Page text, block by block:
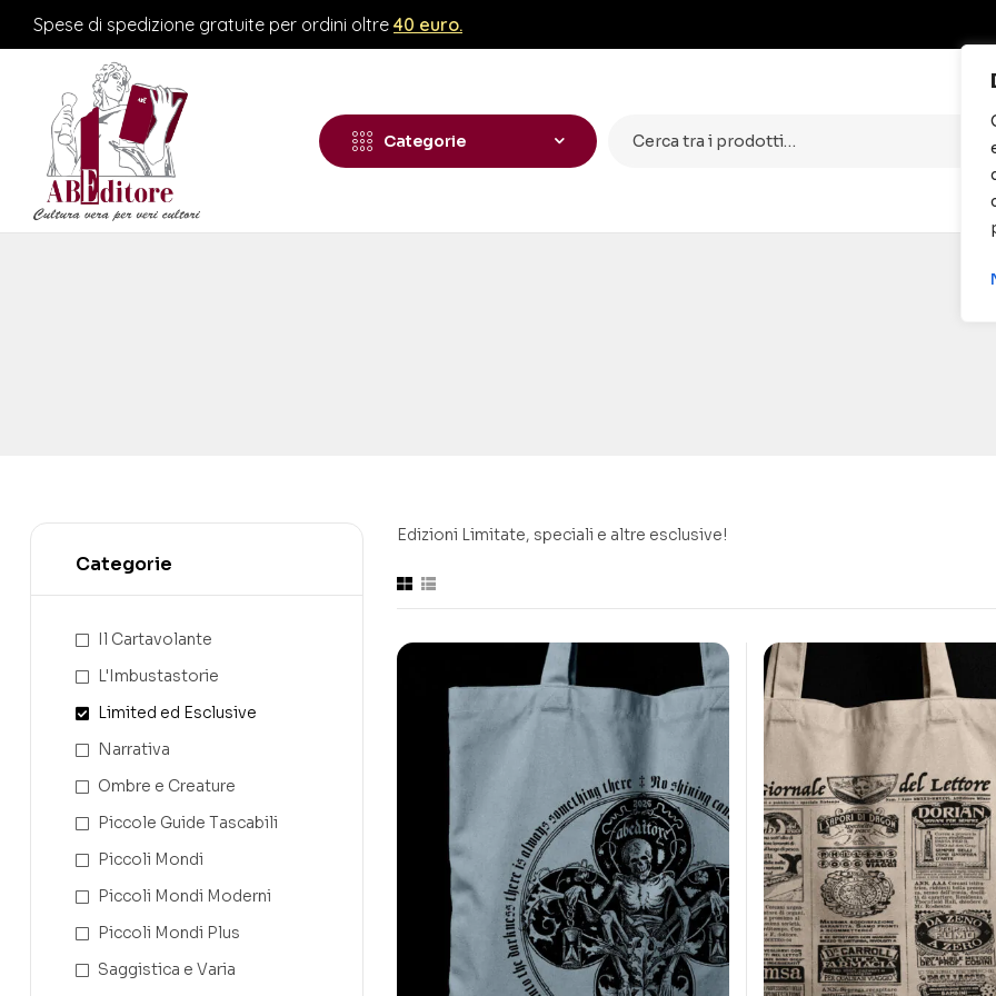
Spese di spedizione gratuite per ordini oltre 40 euro.
Categorie
Edizioni Limitate, speciali e altre esclusive!
Categorie
Il Cartavolante
L'Imbustastorie
Limited ed Esclusive
Narrativa
Ombre e Creature
Piccole Guide Tascabili
Piccoli Mondi
Piccoli Mondi Moderni
Piccoli Mondi Plus
Saggistica e Varia